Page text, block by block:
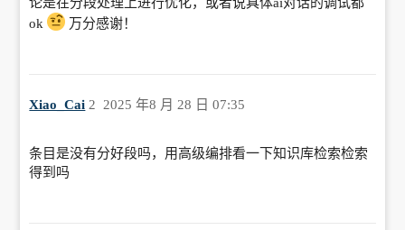
ok
万分感谢！
Xiao_Cai 2025 年8 月 28 日 07:35
2
条目是没有分好段吗，用高级编排看一下知识库检索检索
得到吗